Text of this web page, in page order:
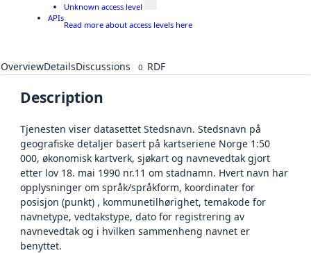
APIs
Unknown access level
Read more about access levels here
OverviewDetailsDiscussions 0 RDF
Description
Tjenesten viser datasettet Stedsnavn. Stedsnavn på
geografiske detaljer basert på kartseriene Norge 1:50
000, økonomisk kartverk, sjøkart og navnevedtak gjort
etter lov 18. mai 1990 nr.11 om stadnamn. Hvert navn har
opplysninger om språk/språkform, koordinater for
posisjon (punkt) , kommunetilhørighet, temakode for
navnetype, vedtakstype, dato for registrering av
navnevedtak og i hvilken sammenheng navnet er
benyttet.